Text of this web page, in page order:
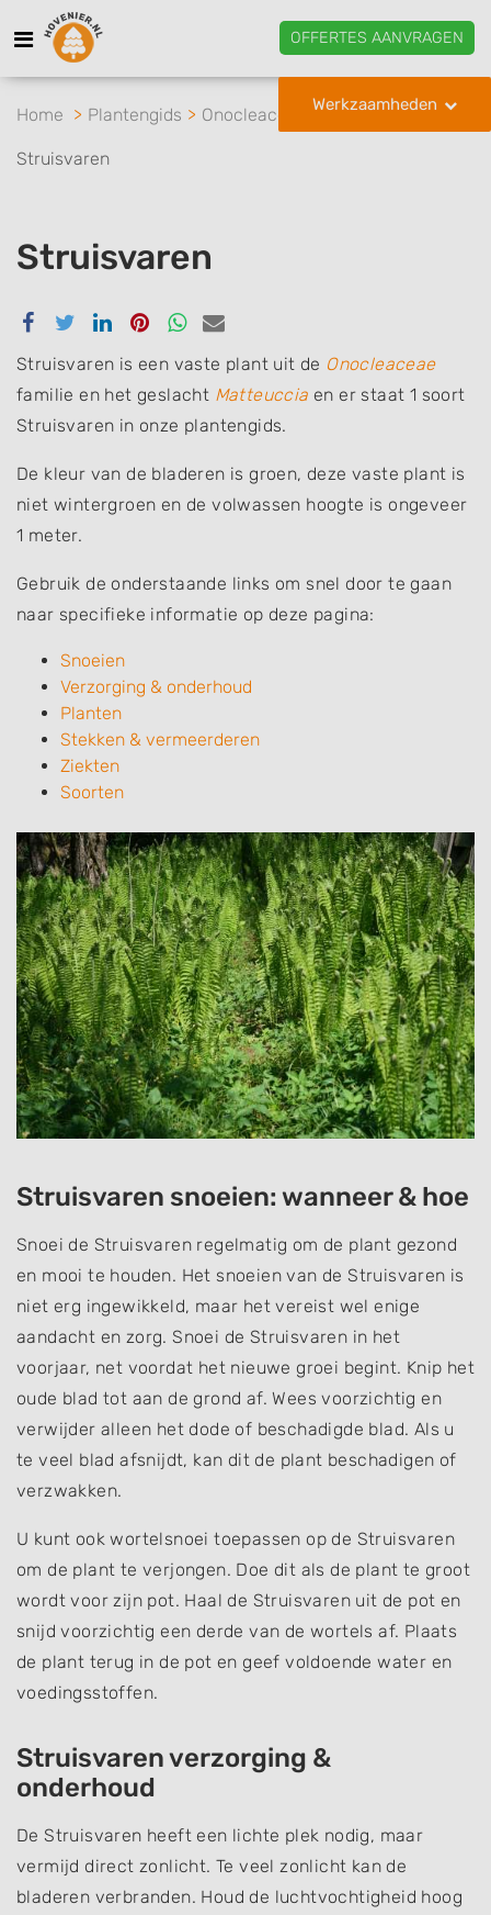
OFFERTES AANVRAGEN
Werkzaamheden
Home Plantengids Onocleaceae Matteuccia
Struisvaren
Struisvaren
Delen
Facebook
Delen
Twitter
Delen
Linkedin
Delen
Pinterest
Delen
Whatsapp
Delen
email
Struisvaren is een vaste plant uit de Onocleaceae
familie en het geslacht Matteuccia en er staat 1 soort
Struisvaren in onze plantengids.
De kleur van de bladeren is groen, deze vaste plant is
niet wintergroen en de volwassen hoogte is ongeveer
1 meter.
Gebruik de onderstaande links om snel door te gaan
naar specifieke informatie op deze pagina:
Snoeien
Verzorging & onderhoud
Planten
Stekken & vermeerderen
Ziekten
Soorten
Struisvaren snoeien: wanneer & hoe
Snoei de Struisvaren regelmatig om de plant gezond
en mooi te houden. Het snoeien van de Struisvaren is
niet erg ingewikkeld, maar het vereist wel enige
aandacht en zorg. Snoei de Struisvaren in het
voorjaar, net voordat het nieuwe groei begint. Knip het
oude blad tot aan de grond af. Wees voorzichtig en
verwijder alleen het dode of beschadigde blad. Als u
te veel blad afsnijdt, kan dit de plant beschadigen of
verzwakken.
U kunt ook wortelsnoei toepassen op de Struisvaren
om de plant te verjongen. Doe dit als de plant te groot
wordt voor zijn pot. Haal de Struisvaren uit de pot en
snijd voorzichtig een derde van de wortels af. Plaats
de plant terug in de pot en geef voldoende water en
voedingsstoffen.
Struisvaren verzorging &
onderhoud
De Struisvaren heeft een lichte plek nodig, maar
vermijd direct zonlicht. Te veel zonlicht kan de
bladeren verbranden. Houd de luchtvochtigheid hoog